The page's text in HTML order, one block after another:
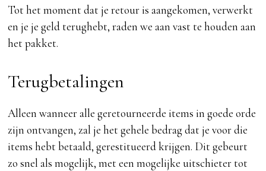
Tot het moment dat je retour is aangekomen, verwerkt
en je je geld terughebt, raden we aan vast te houden aan
het pakket.
Terugbetalingen
Alleen wanneer alle geretourneerde items in goede orde
zijn ontvangen, zal je het gehele bedrag dat je voor die
items hebt betaald, gerestitueerd krijgen. Dit gebeurt
zo snel als mogelijk, met een mogelijke uitschieter tot